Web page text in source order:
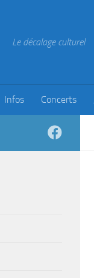
Le décalage culturel
Infos Concerts